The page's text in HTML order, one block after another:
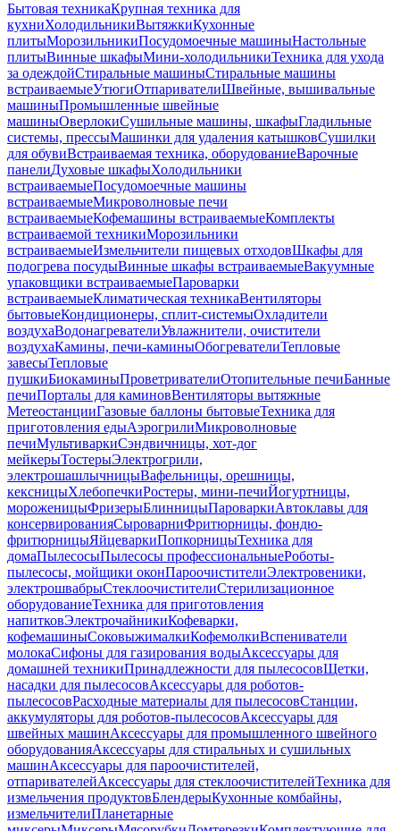
Бытовая техникаКрупная техника для
кухниХолодильникиВытяжкиКухонные
плитыМорозильникиПосудомоечные машиныНастольные
плитыВинные шкафыМини-холодильникиТехника для ухода
за одеждойСтиральные машиныСтиральные машины
встраиваемыеУтюгиОтпаривателиШвейные, вышивальные
машиныПромышленные швейные
машиныОверлокиСушильные машины, шкафыГладильные
системы, прессыМашинки для удаления катышковСушилки
для обувиВстраиваемая техника, оборудованиеВарочные
панелиДуховые шкафыХолодильники
встраиваемыеПосудомоечные машины
встраиваемыеМикроволновые печи
встраиваемыеКофемашины встраиваемыеКомплекты
встраиваемой техникиМорозильники
встраиваемыеИзмельчители пищевых отходовШкафы для
подогрева посудыВинные шкафы встраиваемыеВакуумные
упаковщики встраиваемыеПароварки
встраиваемыеКлиматическая техникаВентиляторы
бытовыеКондиционеры, сплит-системыОхладители
воздухаВодонагревателиУвлажнители, очистители
воздухаКамины, печи-каминыОбогревателиТепловые
завесыТепловые
пушкиБиокаминыПроветривателиОтопительные печиБанные
печиПорталы для каминовВентиляторы вытяжные
МетеостанцииГазовые баллоны бытовыеТехника для
приготовления едыАэрогрилиМикроволновые
печиМультиваркиСэндвичницы, хот-дог
мейкерыТостерыЭлектрогрили,
электрошашлычницыВафельницы, орешницы,
кексницыХлебопечкиРостеры, мини-печиЙогуртницы,
мороженицыФризерыБлинницыПароваркиАвтоклавы для
консервированияСыроварниФритюрницы, фондю-
фритюрницыЯйцеваркиПопкорницыТехника для
домаПылесосыПылесосы профессиональныеРоботы-
пылесосы, мойщики оконПароочистителиЭлектровеники,
электрошвабрыСтеклоочистителиСтерилизационное
оборудованиеТехника для приготовления
напитковЭлектрочайникиКофеварки,
кофемашиныСоковыжималкиКофемолкиВспениватели
молокаСифоны для газирования водыАксессуары для
домашней техникиПринадлежности для пылесосовЩетки,
насадки для пылесосовАксессуары для роботов-
пылесосовРасходные материалы для пылесосовСтанции,
аккумуляторы для роботов-пылесосовАксессуары для
швейных машинАксессуары для промышленного швейного
оборудованияАксессуары для стиральных и сушильных
машинАксессуары для пароочистителей,
отпаривателейАксессуары для стеклоочистителейТехника для
измельчения продуктовБлендерыКухонные комбайны,
измельчителиПланетарные